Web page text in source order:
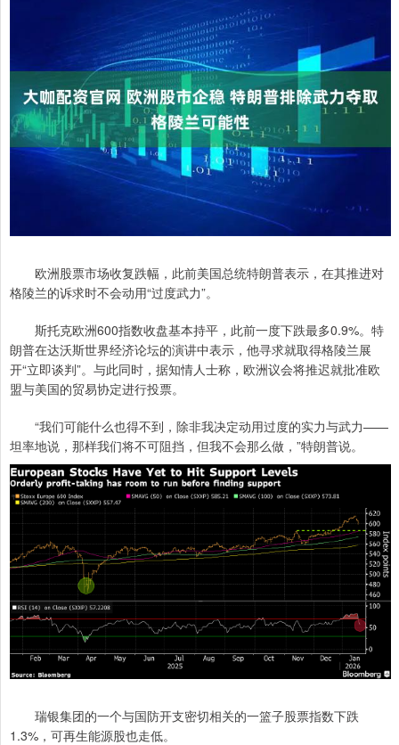
欧洲股票市场收复跌幅，此前美国总统特朗普表示，在其推进对
格陵兰的诉求时不会动用“过度武力”。
斯托克欧洲600指数收盘基本持平，此前一度下跌最多0.9%。特
朗普在达沃斯世界经济论坛的演讲中表示，他寻求就取得格陵兰展
开“立即谈判”。与此同时，据知情人士称，欧洲议会将推迟就批准欧
盟与美国的贸易协定进行投票。
“我们可能什么也得不到，除非我决定动用过度的实力与武力——
坦率地说，那样我们将不可阻挡，但我不会那么做，”特朗普说。
瑞银集团的一个与国防开支密切相关的一篮子股票指数下跌
1.3%，可再生能源股也走低。